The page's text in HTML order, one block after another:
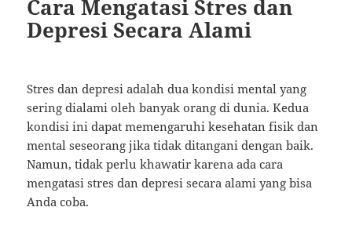
Cara Mengatasi Stres dan
Depresi Secara Alami
Stres dan depresi adalah dua kondisi mental yang
sering dialami oleh banyak orang di dunia. Kedua
kondisi ini dapat memengaruhi kesehatan fisik dan
mental seseorang jika tidak ditangani dengan baik.
Namun, tidak perlu khawatir karena ada cara
mengatasi stres dan depresi secara alami yang bisa
Anda coba.